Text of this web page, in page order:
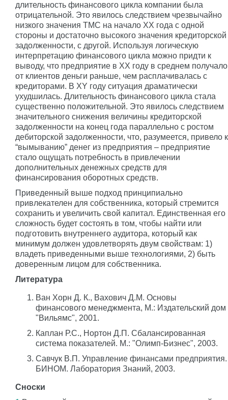
длительность финансового цикла компании была
отрицательной. Это явилось следствием чрезвычайно
низкого значения ТМС на начало XX года с одной
стороны и достаточно высокого значения кредиторской
задолженности, с другой. Используя логическую
интерпретацию финансового цикла можно придти к
выводу, что предприятие в ХХ году в среднем получало
от клиентов деньги раньше, чем расплачивалась с
кредиторами. В XY году ситуация драматически
ухудшилась. Длительность финансового цикла стала
существенно положительной. Это явилось следствием
значительного снижения величины кредиторской
задолженности на конец года параллельно с ростом
дебиторской задолженности, что, разумеется, привело к
“вымыванию” денег из предприятия – предприятие
стало ощущать потребность в привлечении
дополнительных денежных средств для
финансирования оборотных средств.
Приведенный выше подход принципиально
привлекателен для собственника, который стремится
сохранить и увеличить свой капитал. Единственная его
сложность будет состоять в том, чтобы найти или
подготовить внутреннего аудитора, который как
минимум должен удовлетворять двум свойствам: 1)
владеть приведенными выше технологиями, 2) быть
доверенным лицом для собственника.
Литература
Ван Хорн Д. К., Вахович Д.М. Основы
финансового менеджмента, М.: Издательский дом
"Вильямс", 2001.
Каплан Р.С., Нортон Д.П. Сбалансированная
система показателей. М.: "Олимп-Бизнес", 2003.
Савчук В.П. Управление финансами предприятия.
БИНОМ. Лаборатория Знаний, 2003.
Сноски